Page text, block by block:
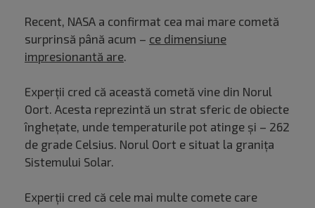
Recent, NASA a confirmat cea mai mare cometă
surprinsă până acum – ce dimensiune
impresionantă are.
Experții cred că această cometă vine din Norul
Oort. Acesta reprezintă un strat sferic de obiecte
înghețate, unde temperaturile pot atinge și – 262
de grade Celsius. Norul Oort e situat la granița
Sistemului Solar.
Experții cred că cele mai multe comete care